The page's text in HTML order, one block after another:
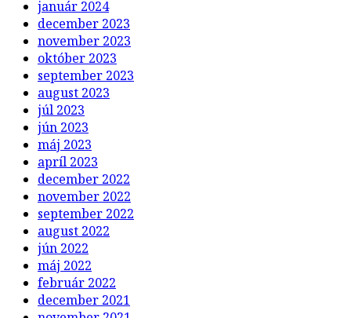
január 2024
december 2023
november 2023
október 2023
september 2023
august 2023
júl 2023
jún 2023
máj 2023
apríl 2023
december 2022
november 2022
september 2022
august 2022
jún 2022
máj 2022
február 2022
december 2021